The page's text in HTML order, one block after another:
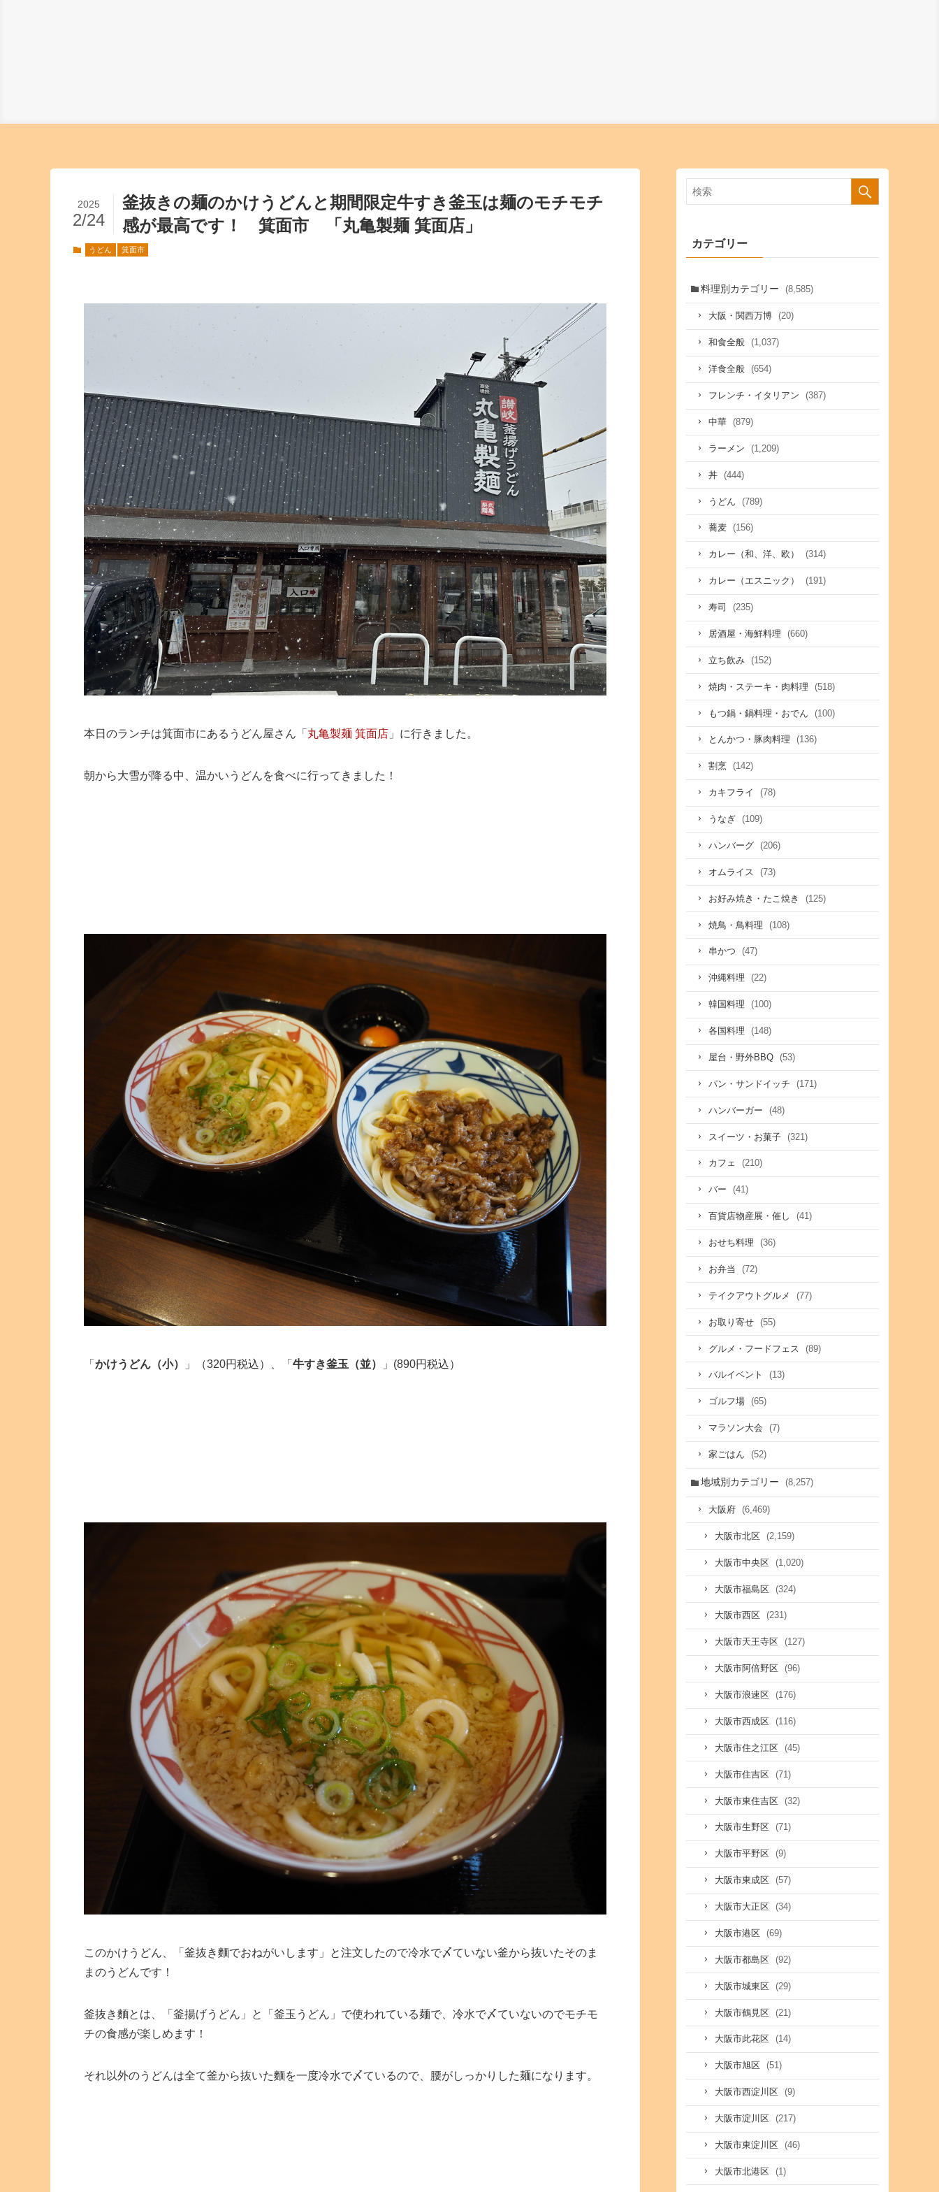
釜抜きの麺のかけうどんと期間限定牛すき釜玉は麺のモチモチ
感が最高です！ 箕面市 「丸亀製麺 箕面店」
2025
2/24
うどん 箕面市
本日のランチは箕面市にあるうどん屋さん「 丸亀製麺 箕面店 」に行きました。
朝から大雪が降る中、温かいうどんを食べに行ってきました！
「 かけうどん（小） 」（320円税込）、「 牛すき釜玉（並） 」(890円税込）
このかけうどん、「釜抜き麵でおねがいします」と注文したので冷水で〆ていない釜から抜いたそのま
まのうどんです！
釜抜き麵とは、「釜揚げうどん」と「釜玉うどん」で使われている麺で、冷水で〆ていないのでモチモ
チの食感が楽しめます！
それ以外のうどんは全て釜から抜いた麵を一度冷水で〆ているので、腰がしっかりした麺になります。
カテゴリー
料理別カテゴリー (8,585)
大阪・関西万博 (20)
和食全般 (1,037)
洋食全般 (654)
フレンチ・イタリアン (387)
中華 (879)
ラーメン (1,209)
丼 (444)
うどん (789)
蕎麦 (156)
カレー（和、洋、欧） (314)
カレー（エスニック） (191)
寿司 (235)
居酒屋・海鮮料理 (660)
立ち飲み (152)
焼肉・ステーキ・肉料理 (518)
もつ鍋・鍋料理・おでん (100)
とんかつ・豚肉料理 (136)
割烹 (142)
カキフライ (78)
うなぎ (109)
ハンバーグ (206)
オムライス (73)
お好み焼き・たこ焼き (125)
焼鳥・鳥料理 (108)
串かつ (47)
沖縄料理 (22)
韓国料理 (100)
各国料理 (148)
屋台・野外BBQ (53)
パン・サンドイッチ (171)
ハンバーガー (48)
スイーツ・お菓子 (321)
カフェ (210)
バー (41)
百貨店物産展・催し (41)
おせち料理 (36)
お弁当 (72)
テイクアウトグルメ (77)
お取り寄せ (55)
グルメ・フードフェス (89)
バルイベント (13)
ゴルフ場 (65)
マラソン大会 (7)
家ごはん (52)
地域別カテゴリー (8,257)
大阪府 (6,469)
大阪市北区 (2,159)
大阪市中央区 (1,020)
大阪市福島区 (324)
大阪市西区 (231)
大阪市天王寺区 (127)
大阪市阿倍野区 (96)
大阪市浪速区 (176)
大阪市西成区 (116)
大阪市住之江区 (45)
大阪市住吉区 (71)
大阪市東住吉区 (32)
大阪市生野区 (71)
大阪市平野区 (9)
大阪市東成区 (57)
大阪市大正区 (34)
大阪市港区 (69)
大阪市都島区 (92)
大阪市城東区 (29)
大阪市鶴見区 (21)
大阪市此花区 (14)
大阪市旭区 (51)
大阪市西淀川区 (9)
大阪市淀川区 (217)
大阪市東淀川区 (46)
大阪市北港区 (1)